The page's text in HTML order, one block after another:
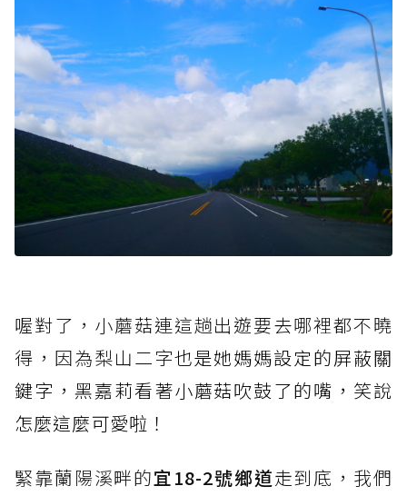
喔對了，小蘑菇連這趟出遊要去哪裡都不曉
得，因為梨山二字也是她媽媽設定的屏蔽關
鍵字，黑嘉莉看著小蘑菇吹鼓了的嘴，笑說
怎麼這麼可愛啦！
緊靠蘭陽溪畔的宜18-2號鄉道走到底，我們